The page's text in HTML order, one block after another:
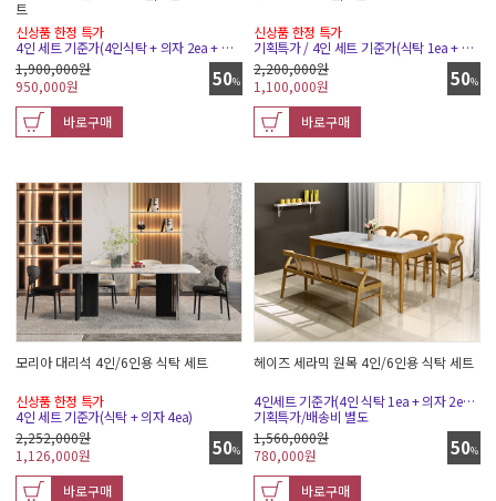
트
신상품 한정 특가
4인 세트 기준가(4인식탁 + 의자 2ea + 벤치 1ea)
50%
1,900,000원
950,000원
바로구매
신상품 한정 특가
기획특가 / 4인 세트 기준가(식탁 1ea + 의자4ea)
50%
2,200,000원
1,100,000원
바로구매
모리아 대리석 4인/6인용 식탁 세트
신상품 한정 특가
4인 세트 기준가(식탁 + 의자 4ea)
50%
2,252,000원
1,126,000원
바로구매
헤이즈 세라믹 원목 4인/6인용 식탁 세트
4인세트 기준가(4인 식탁 1ea + 의자 2ea + 벤치(소) 1ea)
기획특가/배송비 별도
50%
1,560,000원
780,000원
바로구매